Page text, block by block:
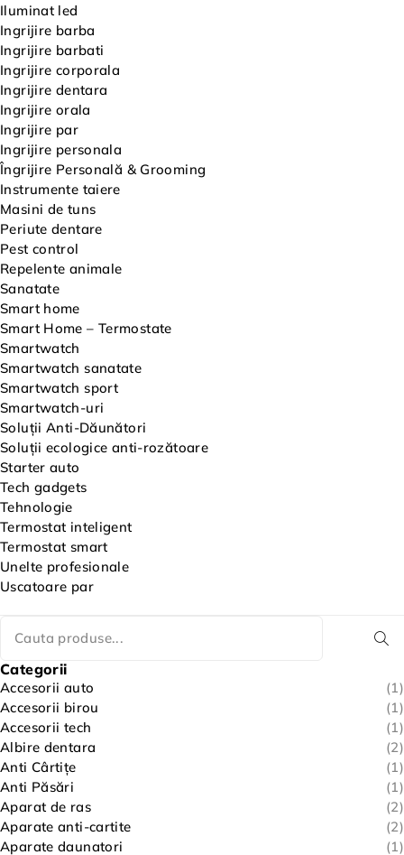
Iluminat led
Ingrijire barba
Ingrijire barbati
Ingrijire corporala
Ingrijire dentara
Ingrijire orala
Ingrijire par
Ingrijire personala
Îngrijire Personală & Grooming
Instrumente taiere
Masini de tuns
Periute dentare
Pest control
Repelente animale
Sanatate
Smart home
Smart Home – Termostate
Smartwatch
Smartwatch sanatate
Smartwatch sport
Smartwatch-uri
Soluții Anti-Dăunători
Soluții ecologice anti-rozătoare
Starter auto
Tech gadgets
Tehnologie
Termostat inteligent
Termostat smart
Unelte profesionale
Uscatoare par
Categorii
Accesorii auto
(1)
Accesorii birou
(1)
Accesorii tech
(1)
Albire dentara
(2)
Anti Cârtițe
(1)
Anti Păsări
(1)
Aparat de ras
(2)
Aparate anti-cartite
(2)
Aparate daunatori
(1)